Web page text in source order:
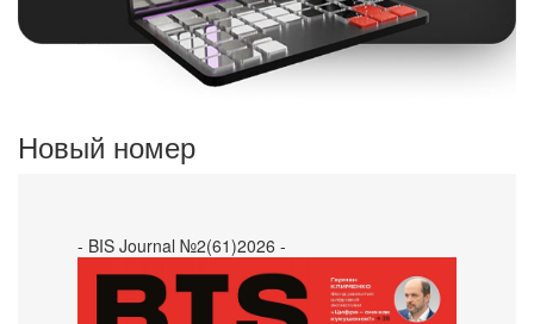
Новый номер
- BIS Journal №2(61)2026 -